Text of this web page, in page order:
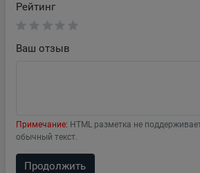
Рейтинг
Ваш отзыв
Примечание: HTML разметка не
обычный текст.
Продолжить